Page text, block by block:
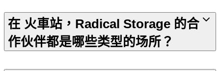
在 火車站，Radical Storage 的合
作伙伴都是哪些类型的场所？